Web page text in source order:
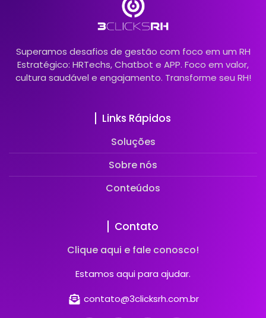
Superamos desafios de gestão com foco em um RH
Estratégico: HRTechs, Chatbot e APP. Foco em valor,
cultura saudável e engajamento. Transforme seu RH!
Links Rápidos
Soluções
Sobre nós
Conteúdos
Contato
Clique aqui e fale conosco!
Estamos aqui para ajudar.
contato@3clicksrh.com.br